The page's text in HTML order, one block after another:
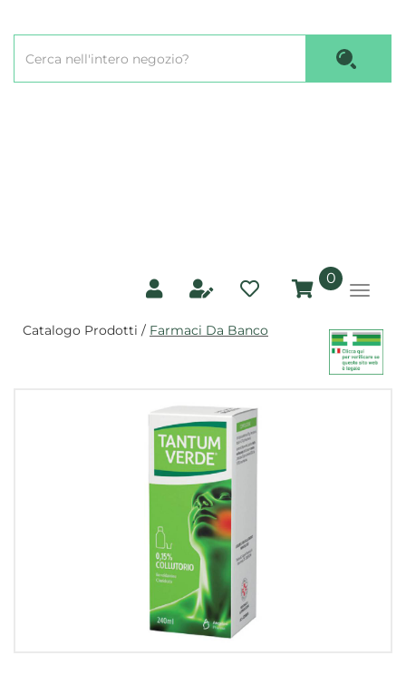
principale
Prodotto
0prodotti
inseriti
Catalogo Prodotti / Farmaci Da Banco